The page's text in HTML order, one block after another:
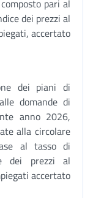
pari al
dei prezzi al
accertato
dei piani di
domande di
anno 2026,
alla circolare
al tasso di
dei prezzi al
accertato